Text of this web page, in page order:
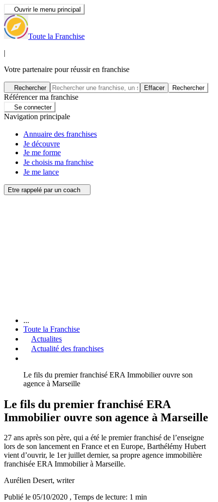
Ouvrir le menu principal
Toute la Franchise
|
Votre partenaire pour réussir en franchise
Rechercher Effacer Rechercher
Référencer ma franchise
Se connecter
Navigation principale
Annuaire des franchises
Je découvre
Je me forme
Je choisis ma franchise
Je me lance
Etre rappelé par un coach
...
Toute la Franchise
Actualites
Actualité des franchises
Le fils du premier franchisé ERA Immobilier ouvre son
agence à Marseille
Le fils du premier franchisé ERA
Immobilier ouvre son agence à Marseille
27 ans après son père, qui a été le premier franchisé de l’enseigne
lors de son lancement en France et en Europe, Barthélémy Hubert
vient d’ouvrir, le 1er juillet dernier, sa propre agence immobilière
franchisée ERA Immobilier à Marseille.
Aurélien Desert, writer
Publié le 05/10/2020 , Temps de lecture: 1 min